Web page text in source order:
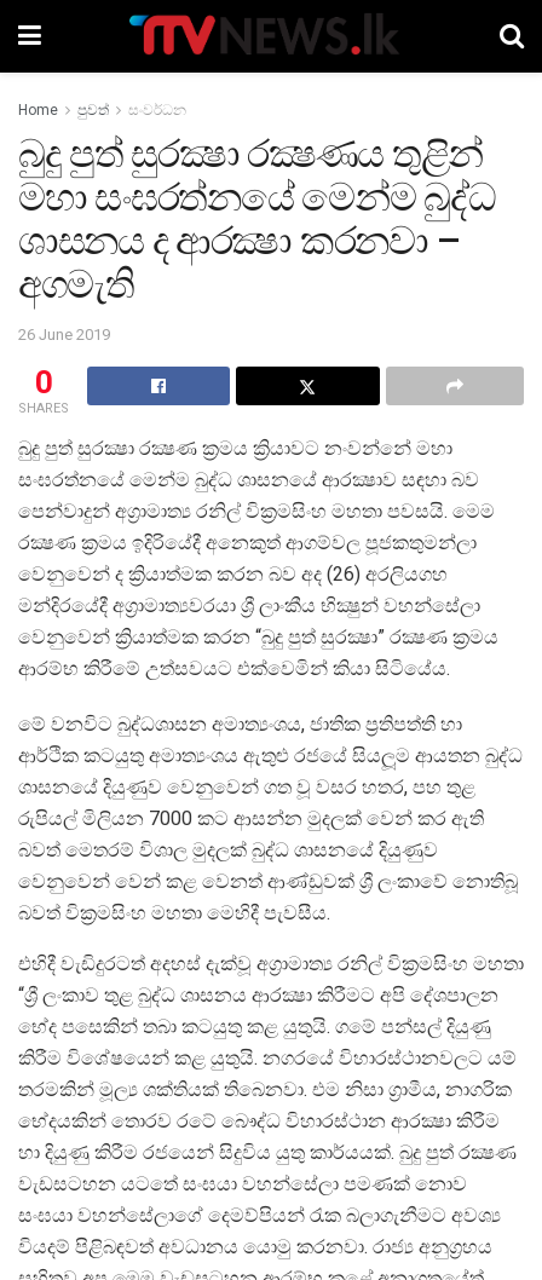
Home පුවත් සංවර්ධන
බුදු පුත් සුරක්‍ෂා රක්‍ෂණය තුළින්
මහා සංඝරත්නයේ මෙන්ම බුද්ධ
ශාසනය ද ආරක්‍ෂා කරනවා –
අගමැති
26 June 2019
0
SHARES
බුදු පුත් සුරක්‍ෂා රක්‍ෂණ ක්‍රමය ක්‍රියාවට නංවන්නේ මහා
සංඝරත්නයේ මෙන්ම බුද්ධ ශාසනයේ ආරක්‍ෂාව සඳහා බව
පෙන්වාදුන් අග්‍රාමාත්‍ය රනිල් වික්‍රමසිංහ මහතා පවසයි. මෙම
රක්‍ෂණ ක්‍රමය ඉදිරියේදී අනෙකුත් ආගම්වල පූජකතුමන්ලා
වෙනුවෙන් ද ක්‍රියාත්මක කරන බව අද (26) අරලියගහ
මන්දිරයේදී අග්‍රාමාත්‍යවරයා ශ්‍රී ලාංකීය භික්‍ෂුන් වහන්සේලා
වෙනුවෙන් ක්‍රියාත්මක කරන “බුදු පුත් සුරක්‍ෂා” රක්‍ෂණ ක්‍රමය
ආරම්භ කිරීමේ උත්සවයට එක්වෙමින් කියා සිටියේය.
මේ වනවිට බුද්ධශාසන අමාත්‍යංශය, ජාතික ප්‍රතිපත්ති හා
ආර්ථික කටයුතු අමාත්‍යංශය ඇතුළු රජයේ සියලූම ආයතන බුද්ධ
ශාසනයේ දියුණුව වෙනුවෙන් ගත වූ වසර හතර, පහ තුළ
රුපියල් මිලියන 7000 කට ආසන්න මුදලක් වෙන් කර ඇති
බවත් මෙතරම් විශාල මුදලක් බුද්ධ ශාසනයේ දියුණුව
වෙනුවෙන් වෙන් කළ වෙනත් ආණ්ඩුවක් ශ්‍රී ලංකාවේ නොතිබූ
බවත් වික්‍රමසිංහ මහතා මෙහිදී පැවසීය.
එහිදී වැඩිදුරටත් අදහස් දැක්වූ අග්‍රාමාත්‍ය රනිල් වික්‍රමසිංහ මහතා
“ශ්‍රී ලංකාව තුළ බුද්ධ ශාසනය ආරක්‍ෂා කිරීමට අපි දේශපාලන
භේද පසෙකින් තබා කටයුතු කළ යුතුයි. ගමේ පන්සල් දියුණු
කිරීම විශේෂයෙන් කළ යුතුයි. නගරයේ විහාරස්ථානවලට යම්
තරමකින් මූල්‍ය ශක්තියක් තිබෙනවා. එම නිසා ග්‍රාමීය, නාගරික
භේදයකින් තොරව රටේ බෞද්ධ විහාරස්ථාන ආරක්‍ෂා කිරීම
හා දියුණු කිරීම රජයෙන් සිදුවිය යුතු කාර්යයක්. බුදු පුත් රක්‍ෂණ
වැඩසටහන යටතේ සංඝයා වහන්සේලා පමණක් නොව
සංඝයා වහන්සේලාගේ දෙමව්පියන් රැක බලාගැනීමට අවශ්‍ය
වියදම් පිළිබඳවත් අවධානය යොමු කරනවා. රාජ්‍ය අනුග්‍රහය